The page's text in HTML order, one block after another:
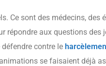
Ce sont des médecins, des
répondre aux questions des
contre le
se faisaient déjà